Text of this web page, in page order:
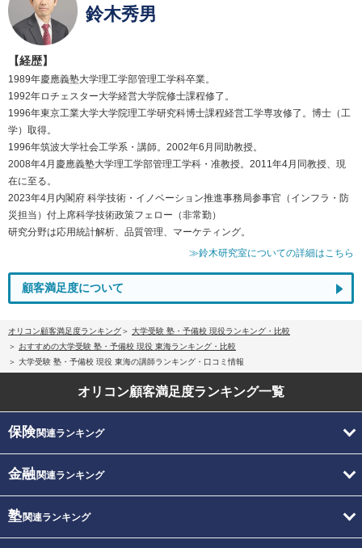
鈴木秀男
【経歴】
1989年慶應義塾大学理工学部管理工学科卒業。
1992年ロチェスター大学経営大学院修士課程修了。
1996年東京工業大学大学院理工学研究科博士課程経営工学専攻修了。博士（工
学）取得。
1996年筑波大学社会工学系・講師。2002年6月同助教授。
2008年4月慶應義塾大学理工学部管理工学科・准教授。2011年4月同教授、現
在に至る。
2023年4月内閣府 科学技術・イノベーション推進事務局参事官（インフラ・防
災担当）付上席科学技術政策フェロー（非常勤）
研究分野は応用統計解析、品質管理、マーケティング。
≫鈴木研究室についての詳細はこちら
顧客満足度について
オリコン顧客満足度ランキング
大学受験 塾・予備校 現役ランキング・比較
おすすめの大学受験 塾・予備校 現役 東海ランキング・比較
大学受験 塾・予備校 現役 東海の講師ランキング・口コミ情報
オリコン顧客満足度ランキング一覧
保険関連ランキング
金融関連ランキング
塾関連ランキング